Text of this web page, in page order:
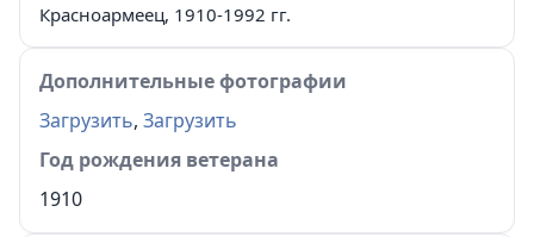
Красноармеец, 1910-1992 гг.
Дополнительные фотографии
Загрузить, Загрузить
Год рождения ветерана
1910